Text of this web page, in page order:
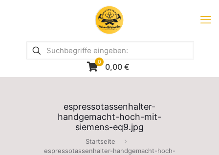
0 0,00 €
espressotassenhalter-
handgemacht-hoch-mit-
siemens-eq9.jpg
Startseite
espressotassenhalter-handgemacht-hoch-